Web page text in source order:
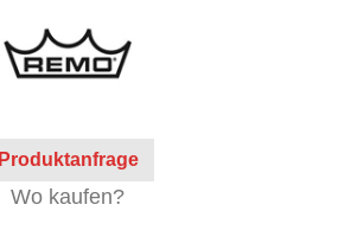
Produktanfrage
Wo kaufen?